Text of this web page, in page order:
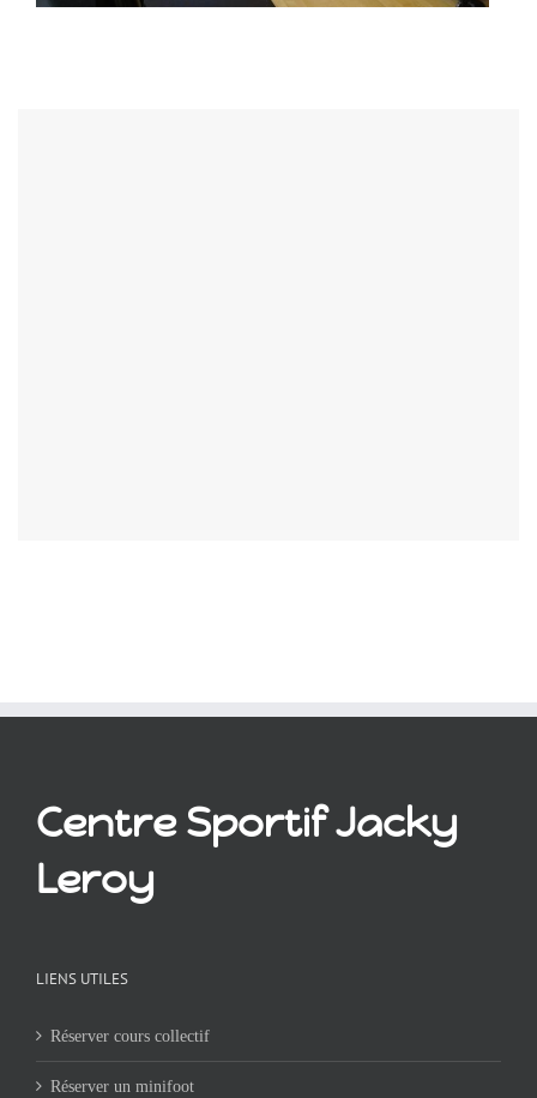
Centre Sportif Jacky
Leroy
LIENS UTILES
Réserver cours collectif
Réserver un minifoot